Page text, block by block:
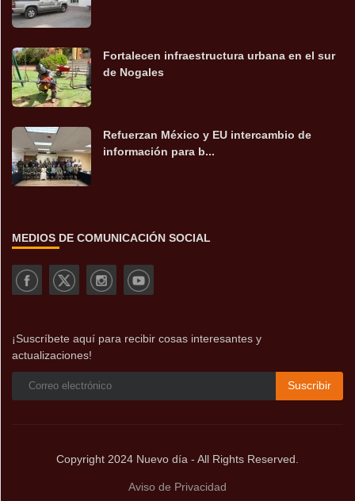
Fortalecen infraestructura urbana en el sur
de Nogales
Refuerzan México y EU intercambio de
información para b...
MEDIOS DE COMUNICACIÓN SOCIAL
¡Suscríbete aquí para recibir cosas interesantes y
actualizaciones!
Suscribir
Copyright 2024 Nuevo día - All Rights Reserved.
Aviso de Privacidad